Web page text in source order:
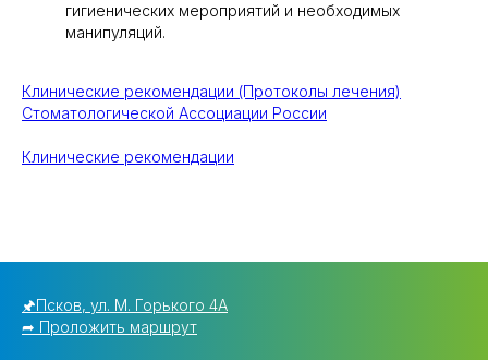
гигиенических мероприятий и необходимых
манипуляций.
Клинические рекомендации (Протоколы лечения)
Стоматологической Ассоциации России
Клинические рекомендации
🖈Псков, ул. М. Горького 4А
➦ Проложить маршрут